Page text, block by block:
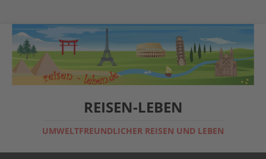
REISEN-LEBEN
UMWELTFREUNDLICHER REISEN UND LEBEN